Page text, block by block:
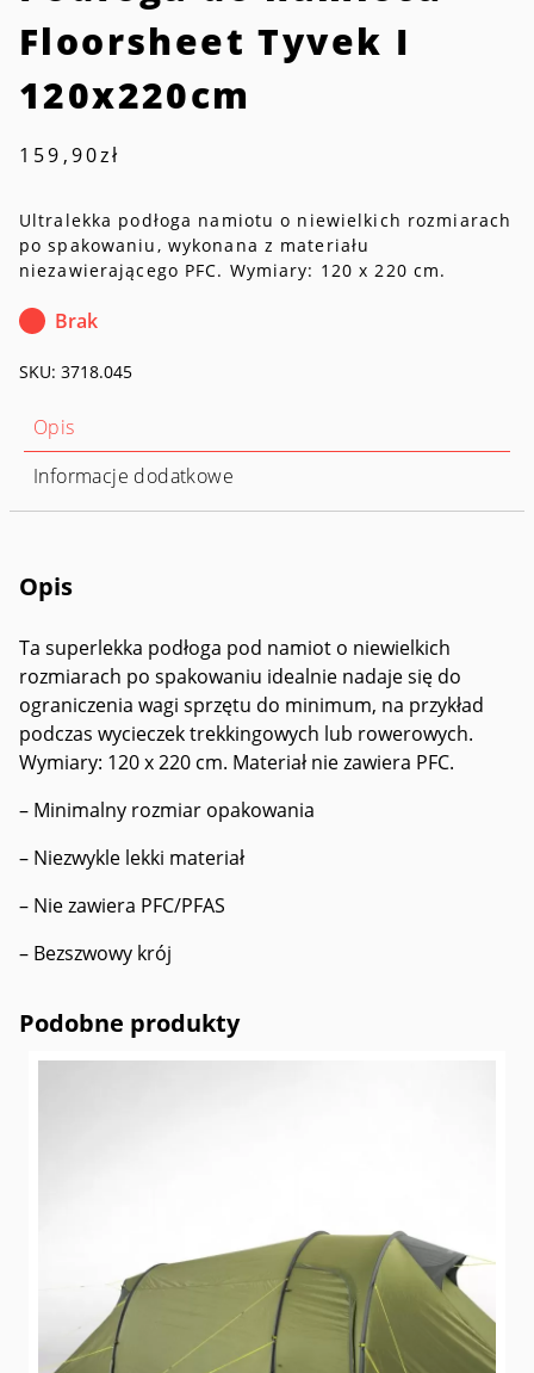
Floorsheet Tyvek I
120x220cm
159,90zł
Ultralekka podłoga namiotu o niewielkich rozmiarach
po spakowaniu, wykonana z materiału
niezawierającego PFC. Wymiary: 120 x 220 cm.
Brak
SKU: 3718.045
Opis
Informacje dodatkowe
Opis
Ta superlekka podłoga pod namiot o niewielkich
rozmiarach po spakowaniu idealnie nadaje się do
ograniczenia wagi sprzętu do minimum, na przykład
podczas wycieczek trekkingowych lub rowerowych.
Wymiary: 120 x 220 cm. Materiał nie zawiera PFC.
– Minimalny rozmiar opakowania
– Niezwykle lekki materiał
– Nie zawiera PFC/PFAS
– Bezszwowy krój
Podobne produkty